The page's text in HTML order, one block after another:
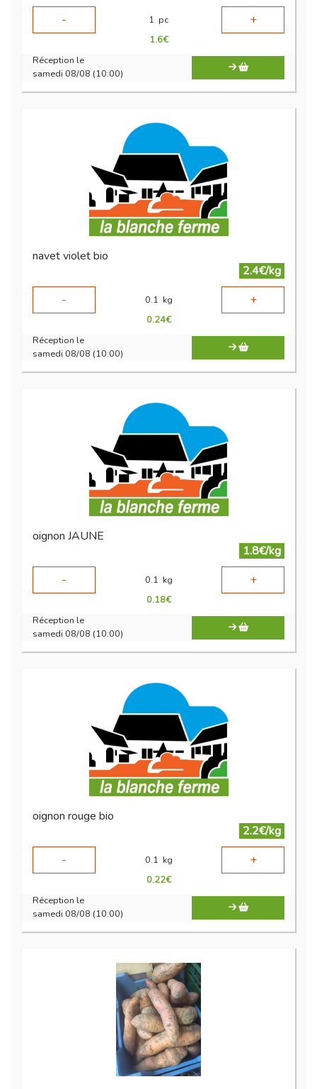
-
1 pc +
1.6€
Réception le
samedi 08/08 (10:00)
navet violet bio
2.4€/kg
-
0.1 kg +
0.24€
Réception le
samedi 08/08 (10:00)
oignon JAUNE
1.8€/kg
-
0.1 kg +
0.18€
Réception le
samedi 08/08 (10:00)
oignon rouge bio
2.2€/kg
-
0.1 kg +
0.22€
Réception le
samedi 08/08 (10:00)